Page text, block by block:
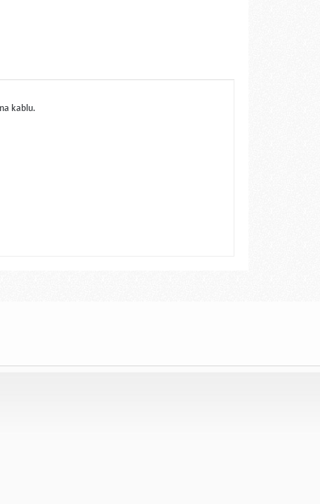
kablu.